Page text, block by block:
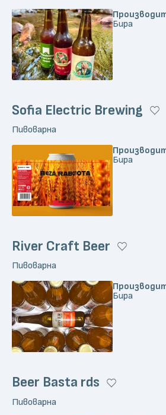
Бира
Sofia Electric Brewing
Пивоварна
Бира
River Craft Beer
Пивоварна
Бира
Beer Basta rds
Пивоварна